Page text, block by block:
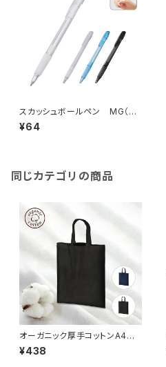
スカッシュボールペン MG（再
生ABS）
¥64
同じカテゴリの商品
オーガニック厚手コットンA4フラ
ットバッグ MG
¥438